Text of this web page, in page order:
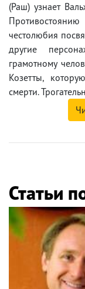
(Раш) узнает
честолюбия
другие
грамотному
Козетты,
смерти.
Статьи